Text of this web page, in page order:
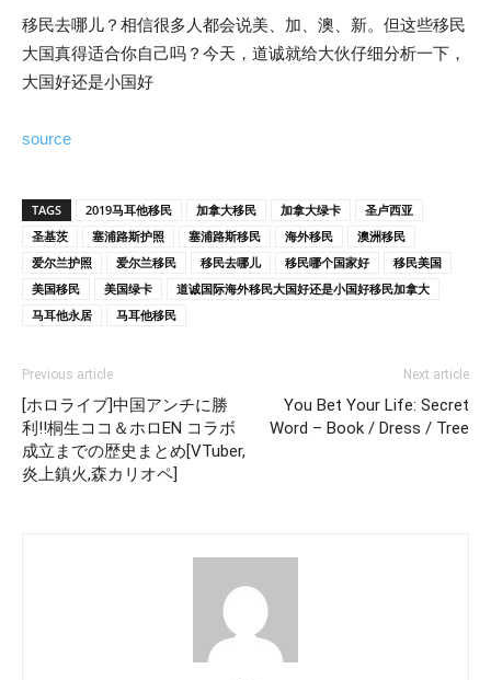
移民去哪儿？相信很多人都会说美、加、澳、新。但这些移民
大国真得适合你自己吗？今天，道诚就给大伙仔细分析一下，
大国好还是小国好
source
TAGS 2019马耳他移民 加拿大移民 加拿大绿卡
圣卢西亚
圣基茨
塞浦路斯护照 塞浦路斯移民 海外移民
澳洲移民
爱尔兰护照
爱尔兰移民 移民去哪儿 移民哪个国家好
移民美国
美国移民
美国绿卡
道诚国际海外移民大国好还是小国好移民加拿大
马耳他永居
马耳他移民
Previous article
[ホロライブ]中国アンチに勝
利!!桐生ココ＆ホロEN コラボ
成立までの歴史まとめ[VTuber,
炎上鎮火,森カリオペ]
Next article
You Bet Your Life: Secret
Word – Book / Dress / Tree